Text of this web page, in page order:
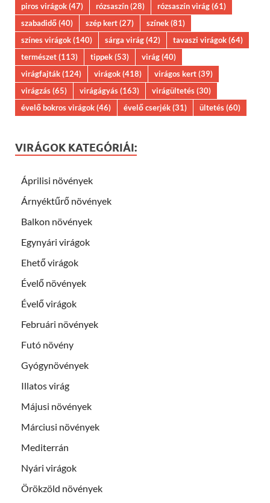
piros virágok(47) rózsaszín(28) rózsaszín virág(61)
szabadidő(40) szép kert(27) színek(81)
színes virágok(140) sárga virág(42) tavaszi virágok(64)
természet(113) tippek(53) virág(40)
virágfajták(124) virágok(418) virágos kert(39)
virágzás(65) virágágyás(163) virágültetés(30)
évelő bokros virágok(46) évelő cserjék(31) ültetés(60)
VIRÁGOK KATEGÓRIÁI:
Áprilisi növények
Árnyéktűrő növények
Balkon növények
Egynyári virágok
Ehető virágok
Évelő növények
Évelő virágok
Februári növények
Futó növény
Gyógynövények
Illatos virág
Májusi növények
Márciusi növények
Mediterrán
Nyári virágok
Örökzöld növények